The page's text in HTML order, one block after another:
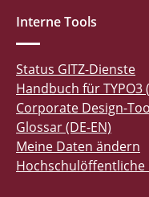
Interne Tools
Status GITZ-Dienste
Handbuch für TYPO3
Corporate Design-
Glossar (DE-EN)
Meine Daten ändern